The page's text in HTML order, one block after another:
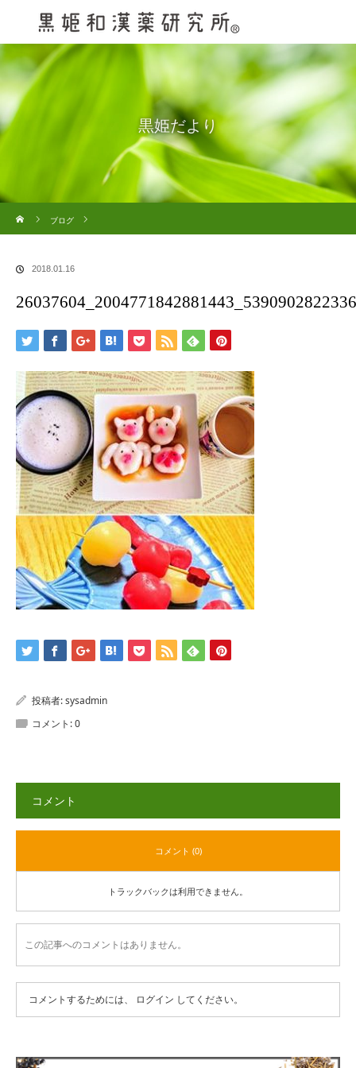
黒姫だより
ブログ
2018.01.16
投稿者:sysadmin
コメント:0
コメント
コメント (0)
トラックバックは利用できません。
この記事へのコメントはありません。
コメントするためには、 ログイン してください。